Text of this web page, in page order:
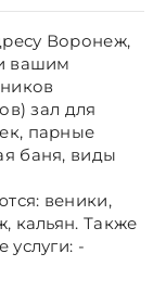
Воронеж,
вашим
зал для
парные
баня, виды
веники,
кальян. Также
услуги: -